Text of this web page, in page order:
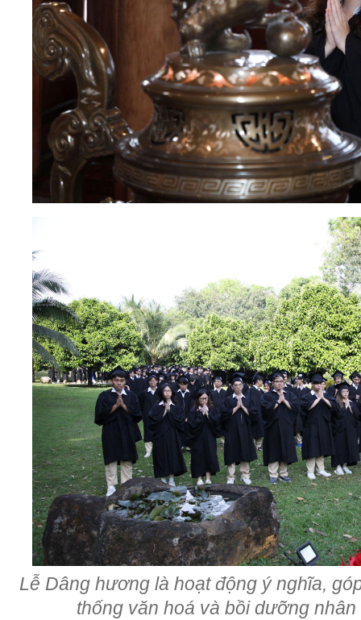
Lễ Dâng hương là hoạt động ý nghĩa,
thống văn hoá và bồi dưỡng